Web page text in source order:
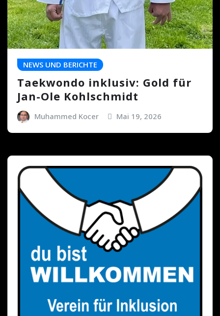
NEWS UND BERICHTE
Taekwondo inklusiv: Gold für
Jan-Ole Kohlschmidt
Muhammed Kocer Mai 19, 2026